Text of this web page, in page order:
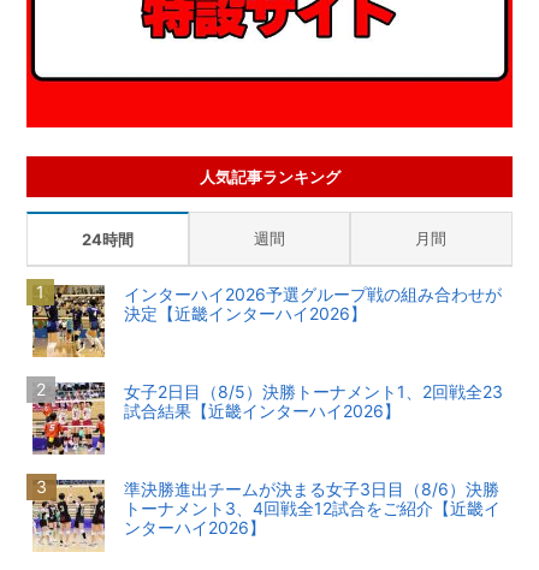
人気記事ランキング
24時間 週間 月間
インターハイ2026予選グループ戦の組み合わせが
決定【近畿インターハイ2026】
女子2日目（8/5）決勝トーナメント1、2回戦全23
試合結果【近畿インターハイ2026】
準決勝進出チームが決まる女子3日目（8/6）決勝
トーナメント3、4回戦全12試合をご紹介【近畿イ
ンターハイ2026】